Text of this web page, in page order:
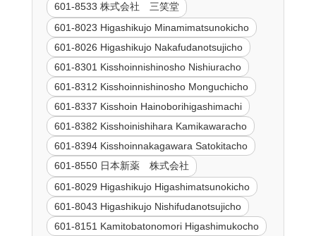
601-8533 株式会社 三笑堂
601-8023 Higashikujo Minamimatsunokicho
601-8026 Higashikujo Nakafudanotsujicho
601-8301 Kisshoinnishinosho Nishiuracho
601-8312 Kisshoinnishinosho Monguchicho
601-8337 Kisshoin Hainoborihigashimachi
601-8382 Kisshoinishihara Kamikawaracho
601-8394 Kisshoinnakagawara Satokitacho
601-8550 日本新薬 株式会社
601-8029 Higashikujo Higashimatsunokicho
601-8043 Higashikujo Nishifudanotsujicho
601-8151 Kamitobatonomori Higashimukocho